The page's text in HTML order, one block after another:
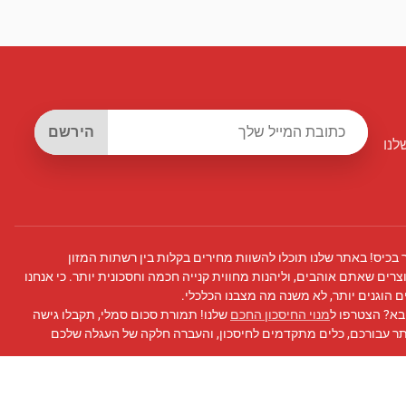
הירשם
בכיס! באתר שלנו תוכלו להשוות מחירים בקלות בין רשתות המזון
שאתם אוהבים, וליהנות מחווית קנייה חכמה וחסכונית יותר. כי אנחנו
הוגנים יותר, לא משנה מה מצבנו הכלכלי.
הצטרפו למנוי החיסכון החכם שלנו! תמורת סכום סמלי, תקבלו גישה
עבורכם, כלים מתקדמים לחיסכון, והעברה חלקה של העגלה שלכם